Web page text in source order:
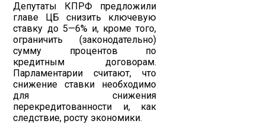
Депутаты КПРФ предложили
главе ЦБ снизить ключевую
ставку до 5—6% и, кроме того,
ограничить (законодательно)
сумму процентов по
кредитным договорам.
Парламентарии считают, что
снижение ставки необходимо
для снижения
перекредитованности и, как
следствие, росту экономики.